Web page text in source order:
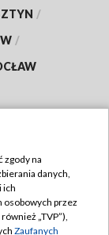
/
/
zgody na
danych,
ich
osobowych przez
„TVP”),
Zaufanych